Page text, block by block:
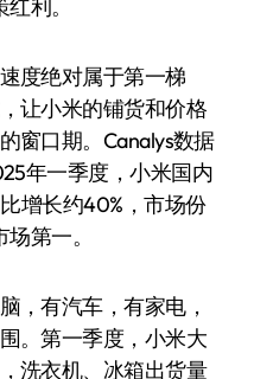
利。
度绝对属于第一梯
让小米的铺货和价格
窗口期。Canalys数据
年一季度，小米国内
增长约40%，市场份
第一。
，有汽车，有家电，
。第一季度，小米大
洗衣机、冰箱出货量